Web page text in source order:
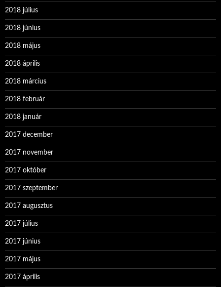
2018 július
2018 június
2018 május
2018 április
2018 március
2018 február
2018 január
2017 december
2017 november
2017 október
2017 szeptember
2017 augusztus
2017 július
2017 június
2017 május
2017 április